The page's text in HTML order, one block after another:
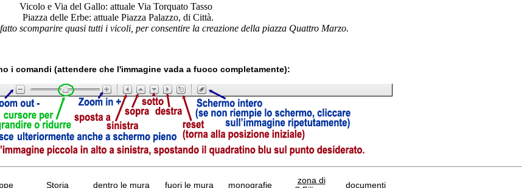
Vicolo e Via del Gallo: attuale Via Torquato Tasso
Piazza delle Erbe: attuale Piazza Palazzo, di Città.
scomparire quasi tutti i vicoli, per consentire la creazione della piazza Quattro Marzo.
i comandi (attendere che l'immagine vada a fuoco completamente):
Storia dentro le mura fuori le mura monografie
zona di
documenti